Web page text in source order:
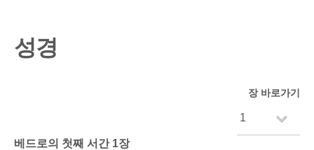
성경
장 바로가기
베드로의 첫째 서간 1장